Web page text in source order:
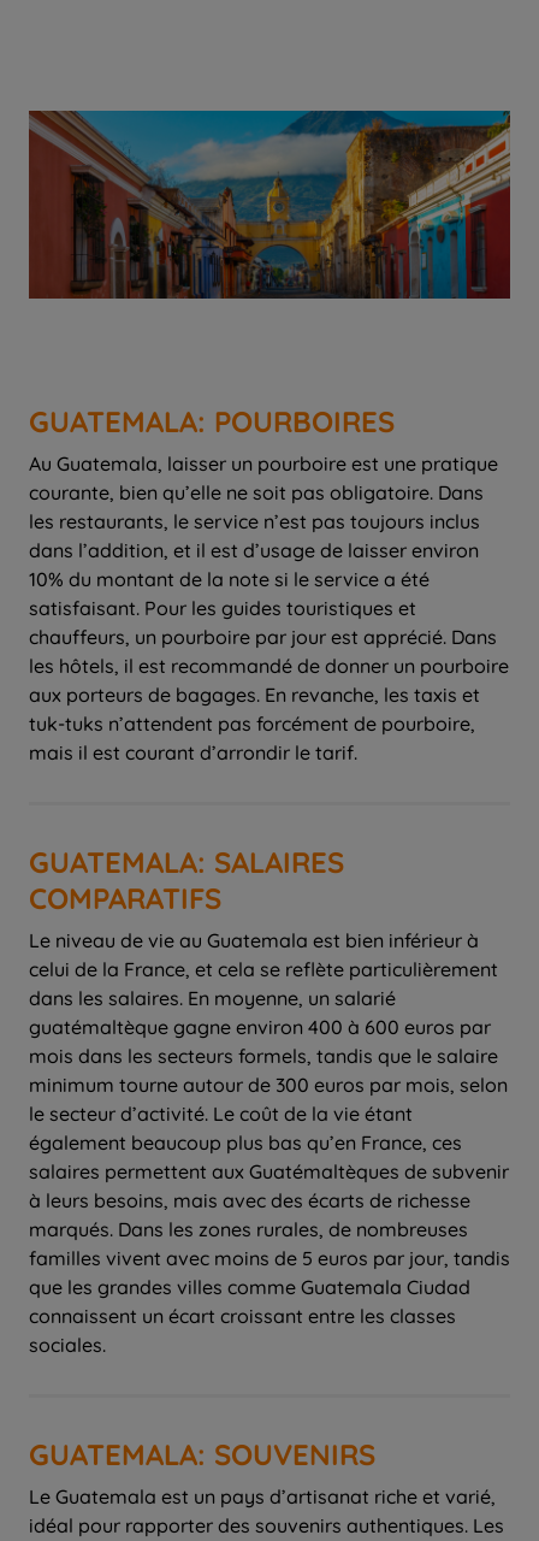
GUATEMALA: POURBOIRES
Au Guatemala, laisser un pourboire est une pratique
courante, bien qu’elle ne soit pas obligatoire. Dans
les restaurants, le service n’est pas toujours inclus
dans l’addition, et il est d’usage de laisser environ
10% du montant de la note si le service a été
satisfaisant. Pour les guides touristiques et
chauffeurs, un pourboire par jour est apprécié. Dans
les hôtels, il est recommandé de donner un pourboire
aux porteurs de bagages. En revanche, les taxis et
tuk-tuks n’attendent pas forcément de pourboire,
mais il est courant d’arrondir le tarif.
GUATEMALA: SALAIRES
COMPARATIFS
Le niveau de vie au Guatemala est bien inférieur à
celui de la France, et cela se reflète particulièrement
dans les salaires. En moyenne, un salarié
guatémaltèque gagne environ 400 à 600 euros par
mois dans les secteurs formels, tandis que le salaire
minimum tourne autour de 300 euros par mois, selon
le secteur d’activité. Le coût de la vie étant
également beaucoup plus bas qu’en France, ces
salaires permettent aux Guatémaltèques de subvenir
à leurs besoins, mais avec des écarts de richesse
marqués. Dans les zones rurales, de nombreuses
familles vivent avec moins de 5 euros par jour, tandis
que les grandes villes comme Guatemala Ciudad
connaissent un écart croissant entre les classes
sociales.
GUATEMALA: SOUVENIRS
Le Guatemala est un pays d’artisanat riche et varié,
idéal pour rapporter des souvenirs authentiques. Les